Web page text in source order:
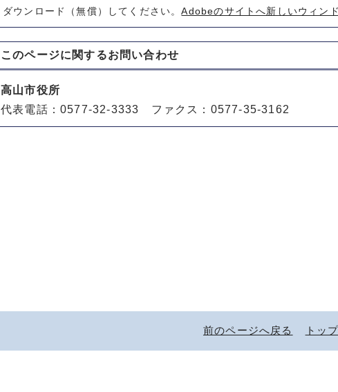
ダウンロード（無償）してください。Adobeのサイトへ新しいウィン
このページに関するお問い合わせ
高山市役所
代表電話：0577-32-3333 ファクス：0577-35-3162
前のページへ戻る トッ